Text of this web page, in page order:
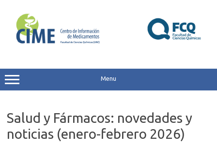
content
Menu
Salud y Fármacos: novedades y
noticias (enero-febrero 2026)